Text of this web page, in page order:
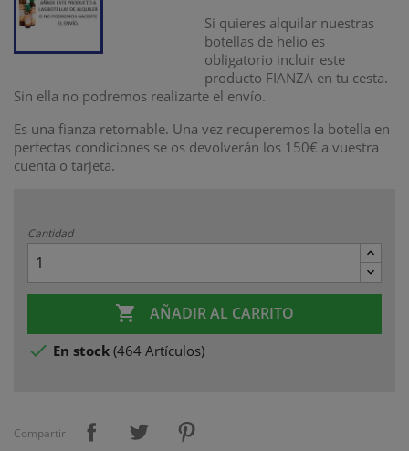
Si quieres alquilar nuestras
botellas de helio es
obligatorio incluir este
producto FIANZA en tu cesta.
Sin ella no podremos realizarte el envío.
Es una fianza retornable. Una vez recuperemos la botella en
perfectas condiciones se os devolverán los 150€ a vuestra
cuenta o tarjeta.
Cantidad
 AÑADIR AL CARRITO
 En stock (464 Artículos)
Compartir